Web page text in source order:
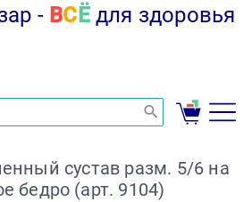
- ВС Ёдля здоровья
сустав разм. 5/6 на
бедро (арт. 9104)